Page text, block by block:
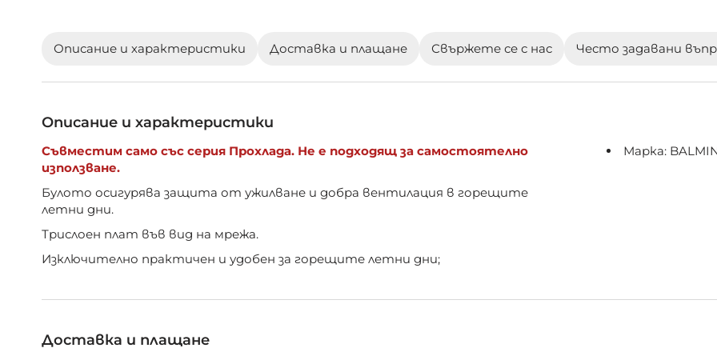
снимки
Описание и характеристики Доставка и плащане Свържете се с нас Често задавани
Описание и характеристики
Съвместим само със серия Прохлада. Не е подходящ за самостоятелно
използване.
Булото осигурява защита от ужилване и добра вентилация в горещите
летни дни.
Трислоен плат във вид на мрежа.
Изключително практичен и удобен за горещите летни дни;
Марка:
Доставка и плащане